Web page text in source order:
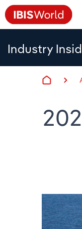
Industry